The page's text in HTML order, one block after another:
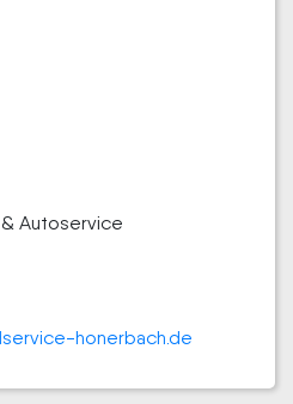
Autoservice
honerbach.de